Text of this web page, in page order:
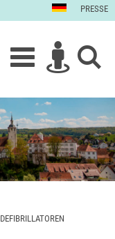
PRESSE
DEFIBRILLATOREN